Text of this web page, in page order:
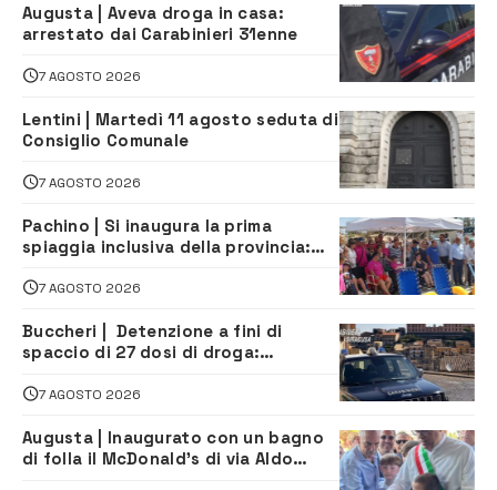
Augusta | Aveva droga in casa:
arrestato dai Carabinieri 31enne
7 AGOSTO 2026
Lentini | Martedì 11 agosto seduta di
Consiglio Comunale
7 AGOSTO 2026
Pachino | Si inaugura la prima
spiaggia inclusiva della provincia:
tutti
7 AGOSTO 2026
Buccheri | Detenzione a fini di
spaccio di 27 dosi di droga:
7 AGOSTO 2026
Augusta | Inaugurato con un bagno
di folla il McDonald’s di via Aldo